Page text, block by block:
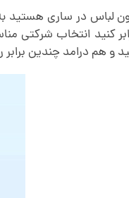
لباس در ساری هستید
کنید انتخاب شرکتی
و هم درامد چندین برابر